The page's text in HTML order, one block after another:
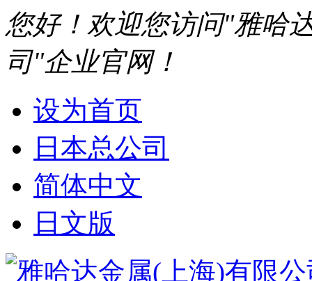
您好！欢迎您访问"雅哈
司"企业官网！
设为首页
日本总公司
简体中文
日文版